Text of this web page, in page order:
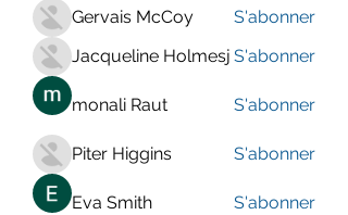
Gervais McCoy
S'abonner
Jacqueline Holmesj S'abonner
monali Raut S'abonner
Piter Higgins S'abonner
Eva Smith
S'abonner